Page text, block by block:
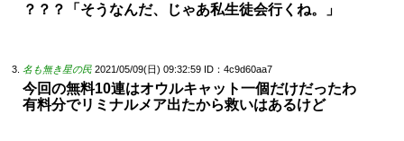
？？？「そうなんだ、じゃあ私生徒会行くね。」
名も無き星の民 2021/05/09(日) 09:32:59 ID：4c9d60aa7
今回の無料10連はオウルキャット一個だけだったわ
有料分でリミナルメア出たから救いはあるけど